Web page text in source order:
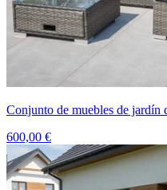
Conjunto de muebles de jardín
600,00 €